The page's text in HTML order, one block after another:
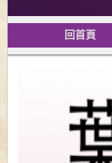
回首頁